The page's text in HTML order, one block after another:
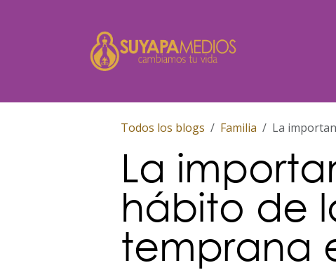
Todos los blogs Familia La
La
hábito de
temprana